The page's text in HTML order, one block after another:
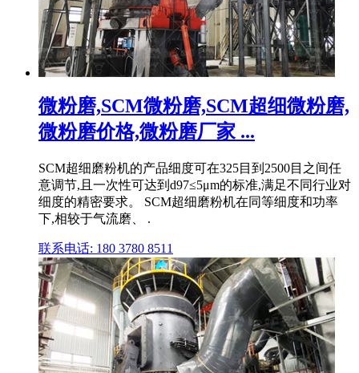
微粉磨,SCM微粉磨,SCM超细微粉磨,
微粉磨价格,微粉磨厂家 ...
SCM超细磨粉机的产品细度可在325目到2500目之间任
意调节,且一次性可达到d97≤5μm的标准,满足不同行业对
细度的精密要求。 SCM超细磨粉机在同等细度和功率
下,相较于气流磨、 .
联系电话: 180 3780 8511